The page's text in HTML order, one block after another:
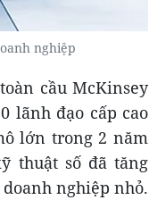
nghiệp
cầu McKinsey
lãnh đạo cấp cao
lớn trong 2 năm
thuật số đã tăng
nghiệp nhỏ.